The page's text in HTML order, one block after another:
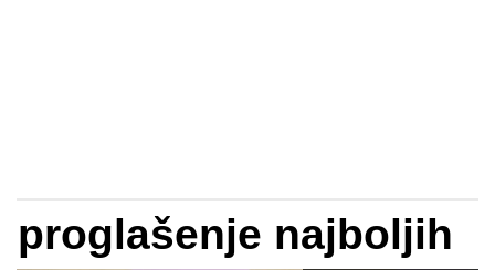
proglašenje najboljih